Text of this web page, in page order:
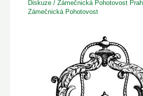
Diskuze /Zámečnická Pohotovost
Zámečnická Pohotovost